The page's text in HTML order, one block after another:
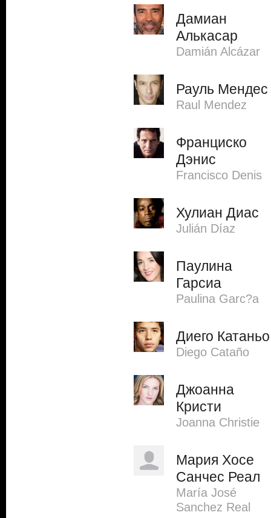
Дамиан
Алькасар
Damián Alcázar
Рауль Мендес
Raul Mendez
Франциско
Дэнис
Francisco Denis
Хулиан Диас
Julián Díaz
Паулина
Гарсиа
Paulina Garc?a
Диего Катаньо
Diego Cataño
Джоанна
Кристи
Joanna Christie
Мария Хосе
Санчес Реал
María José
Sanchez Real